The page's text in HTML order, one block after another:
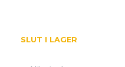
SLUT I LAGER